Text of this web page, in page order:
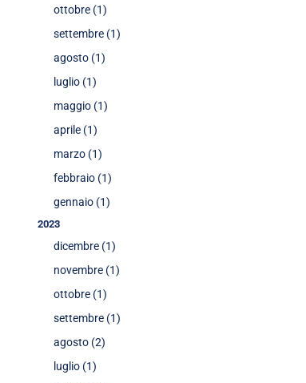
ottobre (1)
settembre (1)
agosto (1)
luglio (1)
maggio (1)
aprile (1)
marzo (1)
febbraio (1)
gennaio (1)
2023
dicembre (1)
novembre (1)
ottobre (1)
settembre (1)
agosto (2)
luglio (1)